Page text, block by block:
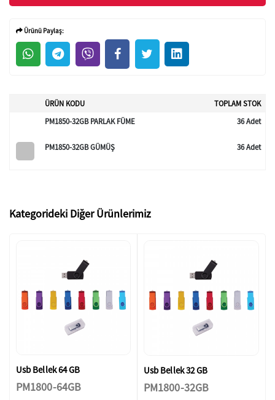
Ürünü Paylaş:
ÜRÜN KODU
TOPLAM STOK
PM1850-32GB PARLAK FÜME
36 Adet
PM1850-32GB GÜMÜŞ 36 Adet
Kategorideki Diğer Ürünlerimiz
Usb Bellek 64 GB
PM1800-64GB
Usb Bellek 32 GB
PM1800-32GB